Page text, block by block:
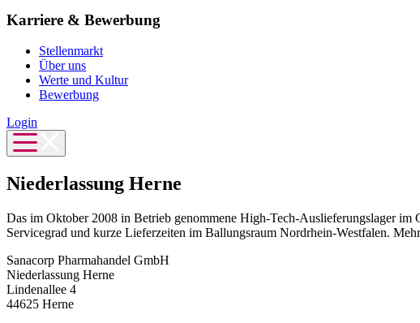
Karriere & Bewerbung
Stellenmarkt
Über uns
Werte und Kultur
Bewerbung
Login
Niederlassung Herne
Das im Oktober 2008 in Betrieb genommene High-Tech-Auslieferungslager
Servicegrad und kurze Lieferzeiten im Ballungsraum Nordrhein-Westfalen.
Sanacorp Pharmahandel GmbH
Niederlassung Herne
Lindenallee 4
44625 Herne